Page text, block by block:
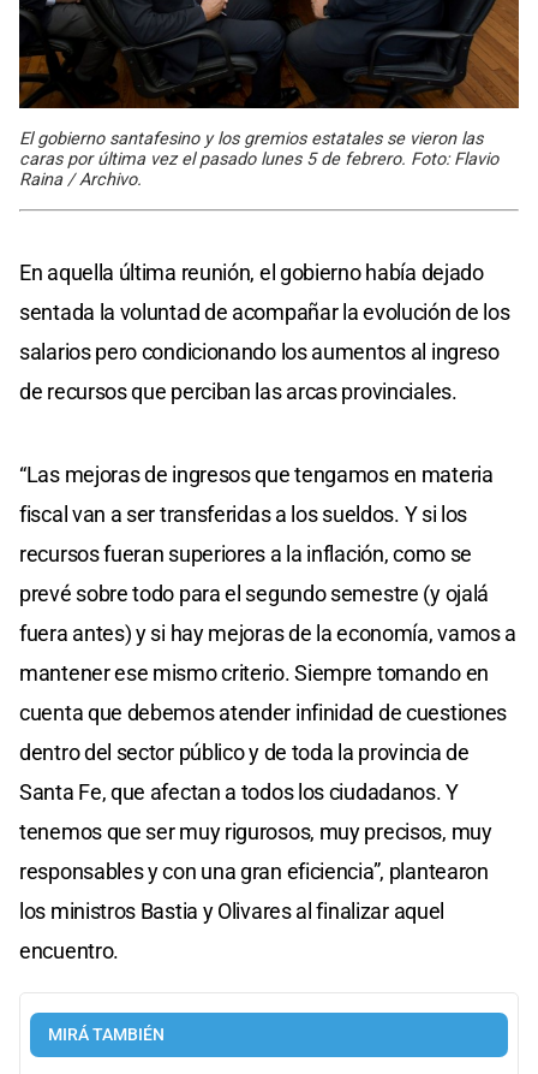
El gobierno santafesino y los gremios estatales se vieron las
caras por última vez el pasado lunes 5 de febrero. Foto: Flavio
Raina / Archivo.
En aquella última reunión, el gobierno había dejado
sentada la voluntad de acompañar la evolución de los
salarios pero condicionando los aumentos al ingreso
de recursos que perciban las arcas provinciales.
“Las mejoras de ingresos que tengamos en materia
fiscal van a ser transferidas a los sueldos. Y si los
recursos fueran superiores a la inflación, como se
prevé sobre todo para el segundo semestre (y ojalá
fuera antes) y si hay mejoras de la economía, vamos a
mantener ese mismo criterio. Siempre tomando en
cuenta que debemos atender infinidad de cuestiones
dentro del sector público y de toda la provincia de
Santa Fe, que afectan a todos los ciudadanos. Y
tenemos que ser muy rigurosos, muy precisos, muy
responsables y con una gran eficiencia”, plantearon
los ministros Bastia y Olivares al finalizar aquel
encuentro.
MIRÁ TAMBIÉN